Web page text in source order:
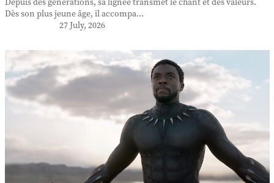
Depuis des générations, sa lignée transmet le chant et des valeurs.
Dès son plus jeune âge, il accompa...
27 July, 2026